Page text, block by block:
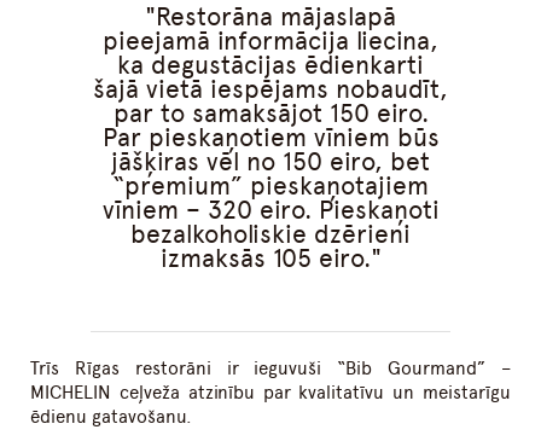
Restorāna mājaslapā
pieejamā informācija liecina,
ka degustācijas ēdienkarti
šajā vietā iespējams nobaudīt,
par to samaksājot 150 eiro.
Par pieskaņotiem vīniem būs
jāšķiras vēl no 150 eiro, bet
“premium” pieskaņotajiem
vīniem – 320 eiro. Pieskaņoti
bezalkoholiskie dzērieni
izmaksās 105 eiro.
Trīs Rīgas restorāni ir ieguvuši “Bib Gourmand” –
MICHELIN ceļveža atzinību par kvalitatīvu un meistarīgu
ēdienu gatavošanu.